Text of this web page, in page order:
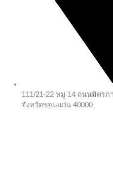
111/21-22 หมู่ 14 ถนนมิตรภ
จังหวัดขอนแก่น 40000